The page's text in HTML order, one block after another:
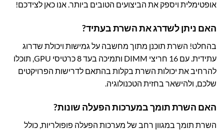
אופטימלית ויספק את הביצועים הטובים ביותר. אנו כאן לצידכם!
האם ניתן לשדרג את השרת בעתיד?
בהחלט! השרת תוכנן מתוך מחשבה על גמישות ויכולת שדרוג
עתידית. עם 16 חריצי DIMM ותמיכה בעד 8 כרטיסי GPU, תוכלו
להרחיב את יכולות השרת בקלות בהתאם לדרישות הפרויקטים
שלכם, ולהישאר בחזית הטכנולוגיה.
האם השרת תומך במערכות הפעלה שונות?
השרת תומך במגוון רחב של מערכות הפעלה פופולריות, כולל